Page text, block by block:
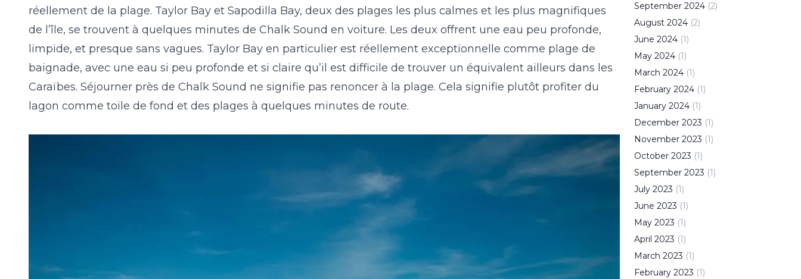
réellement de la plage. Taylor Bay et Sapodilla Bay, deux des plages les plus calmes et les plus magnifiques
de l’île, se trouvent à quelques minutes de Chalk Sound en voiture. Les deux offrent une eau peu profonde,
limpide, et presque sans vagues. Taylor Bay en particulier est réellement exceptionnelle comme plage de
baignade, avec une eau si peu profonde et si claire qu’il est difficile de trouver un équivalent ailleurs dans les
Caraïbes. Séjourner près de Chalk Sound ne signifie pas renoncer à la plage. Cela signifie plutôt profiter du
lagon comme toile de fond et des plages à quelques minutes de route.
September 2024 (2)
August 2024 (2)
June 2024 (1)
May 2024 (1)
March 2024 (1)
February 2024 (1)
January 2024 (1)
December 2023 (1)
November 2023 (1)
October 2023 (1)
September 2023 (1)
July 2023 (1)
June 2023 (1)
May 2023 (1)
April 2023 (1)
March 2023 (1)
February 2023 (1)